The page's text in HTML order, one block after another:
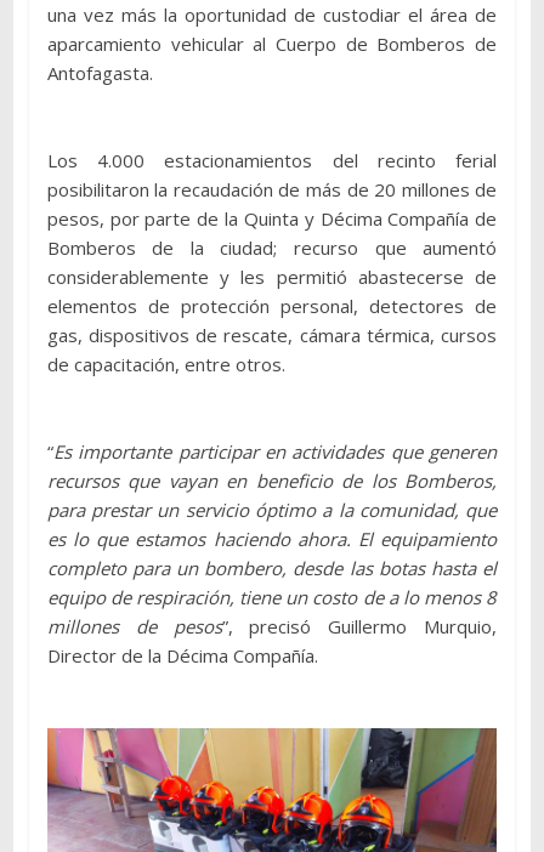
una vez más la oportunidad de custodiar el área de
aparcamiento vehicular al Cuerpo de Bomberos de
Antofagasta.
Los 4.000 estacionamientos del recinto ferial
posibilitaron la recaudación de más de 20 millones de
pesos, por parte de la Quinta y Décima Compañía de
Bomberos de la ciudad; recurso que aumentó
considerablemente y les permitió abastecerse de
elementos de protección personal, detectores de
gas, dispositivos de rescate, cámara térmica, cursos
de capacitación, entre otros.
“Es importante participar en actividades que generen
recursos que vayan en beneficio de los Bomberos,
para prestar un servicio óptimo a la comunidad, que
es lo que estamos haciendo ahora. El equipamiento
completo para un bombero, desde las botas hasta el
equipo de respiración, tiene un costo de a lo menos 8
millones de pesos”, precisó Guillermo Murquio,
Director de la Décima Compañía.